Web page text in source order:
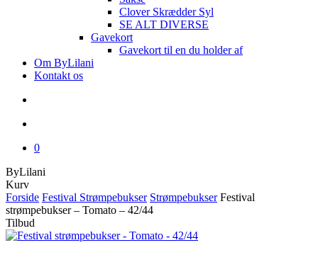
Clover Skrædder Syl
SE ALT DIVERSE
Gavekort
Gavekort til en du holder af
Om ByLilani
Kontakt os
0
ByLilani
KurvClose
Cart
Forside Festival Strømpebukser Strømpebukser Festival
strømpebukser – Tomato – 42/44
Tilbud